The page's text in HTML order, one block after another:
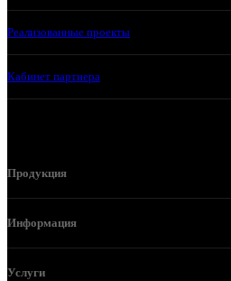
Реализованные проекты
Кабинет партнера
Продукция
Информация
Услуги